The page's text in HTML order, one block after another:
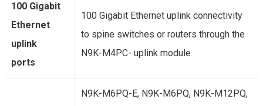
100 Gigabit
Ethernet
uplink
ports
100 Gigabit Ethernet uplink connectivity
to spine switches or routers through the
N9K-M4PC- uplink module
N9K-M6PQ-E, N9K-M6PQ, N9K-M12PQ,